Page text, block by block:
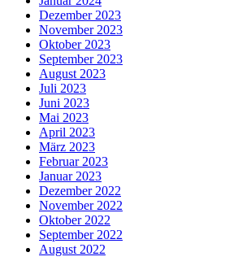
Dezember 2023
November 2023
Oktober 2023
September 2023
August 2023
Juli 2023
Juni 2023
Mai 2023
April 2023
März 2023
Februar 2023
Januar 2023
Dezember 2022
November 2022
Oktober 2022
September 2022
August 2022